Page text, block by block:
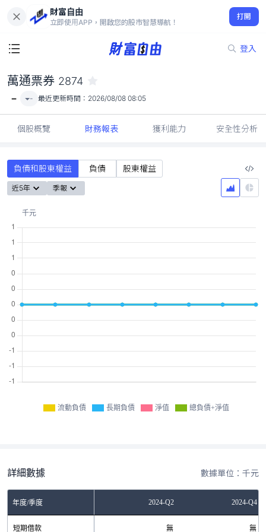
財富自由
立即使用APP，開啟您的股市智慧導航！
打開
登入
-
萬通票券 2874
- - 最近更新時間： 2026/08/08 08:05
個股概覽 財務報表 獲利能力 安全性分析
負債和股東權益 負債 股東權益
近5年 季報
流動負債 長期負債 淨值 總負債+淨值
詳細數據 數據單位：千元
年度/季度 2024-Q2 2024-Q4
短期借款 無 無